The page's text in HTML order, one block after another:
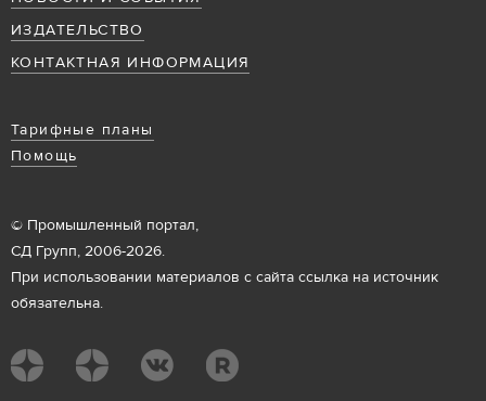
ИЗДАТЕЛЬСТВО
КОНТАКТНАЯ ИНФОРМАЦИЯ
Тарифные планы
Помощь
© Промышленный портал,
СД Групп, 2006-2026.
При использовании материалов с сайта ссылка на источник
обязательна.